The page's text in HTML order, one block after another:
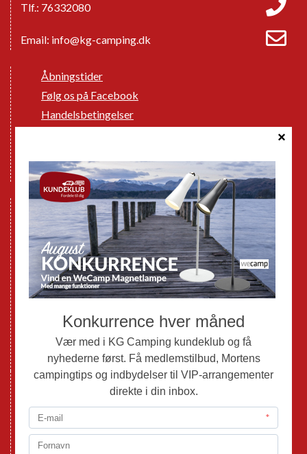
Tlf.: 76332080
Email: info@kg-camping.dk
Åbningstider
Følg os på Facebook
Handelsbetingelser
GPDR - Optagelse af foto og video
Nye Campingvogne
Nye Autocampere og Vans
Brugte Campingvogne
Brugte Autocampere og Vans
Webshop
Mortens Campingtips
KG Camping Kundeklub
Nyheder
Adria
Adria Autocampere
Eriba